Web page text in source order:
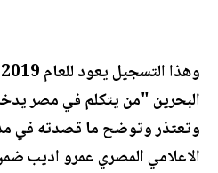
البحرين "من يتكلم في مصر
وتعتذر وتوضح ما قصدته في
الاعلامي المصري عمرو اديب